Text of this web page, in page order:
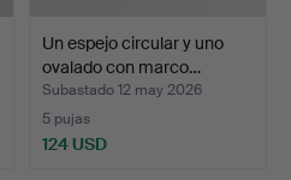
Un espejo circular y uno
ovalado con marco…
Subastado 12 may 2026
5 pujas
124 USD